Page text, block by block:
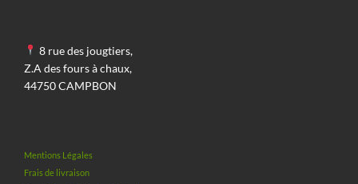
8 rue des jougtiers,
Z.A des fours à chaux,
44750 CAMPBON
Mentions Légales
Frais de livraison